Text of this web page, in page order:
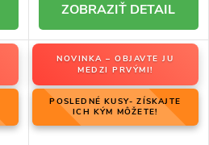
DETAIL
NOVINKA – OBJAVTE JU
MEDZI PRVÝMI!
POSLEDNÉ KUSY- ZÍSKAJTE
ICH KÝM MÔŽETE!